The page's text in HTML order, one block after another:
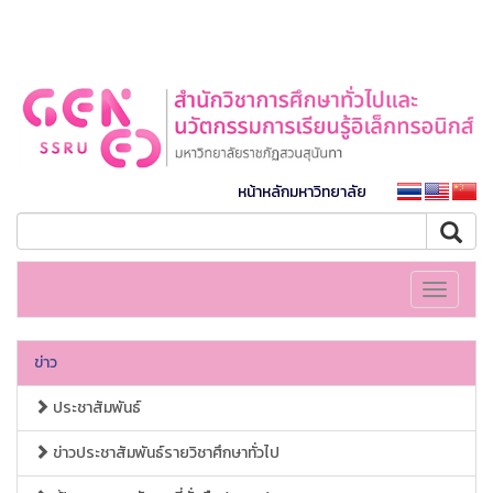
หน้าหลักมหาวิทยาลัย
Toggle
ข่าว
ประชาสัมพันธ์
ข่าวประชาสัมพันธ์รายวิชาศึกษาทั่วไป